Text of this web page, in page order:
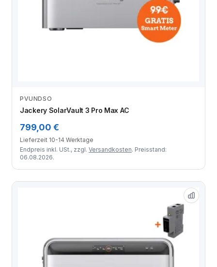
PVUNDSO
Jackery SolarVault 3 Pro Max AC
799,00 €
Lieferzeit 10-14 Werktage
Endpreis inkl. USt., zzgl. Versandkosten. Preisstand:
06.08.2026.